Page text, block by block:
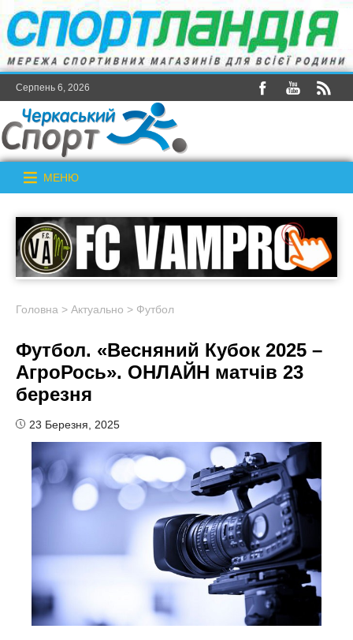
Серпень 6, 2026
МЕНЮ
Головна > Актуально > Футбол
Футбол. «Весняний Кубок 2025 –
АгроРось». ОНЛАЙН матчів 23
березня
23 Березня, 2025